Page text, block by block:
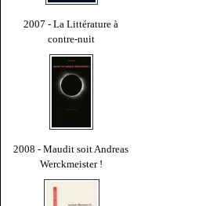
2007 - La Littérature à
contre-nuit
2008 - Maudit soit Andreas
Werckmeister !